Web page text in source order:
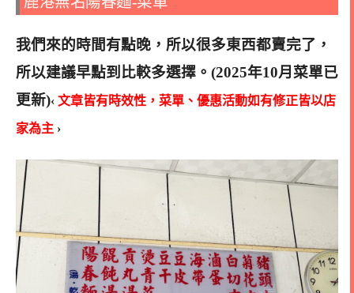
我們來的時間有點晚，所以很多東西都賣完了，
所以建議早點到比較多選擇。(2025年10月菜單已
更新)‹ 文章皆有時效性，菜單、優惠活動如有修正皆以店
家為主 ›